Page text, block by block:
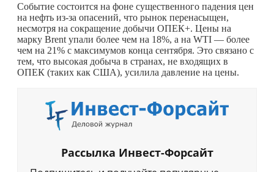
Событие состоится на фоне существенного падения цен
на нефть из-за опасений, что рынок перенасыщен,
несмотря на сокращение добычи ОПЕК+. Цены на
марку Brent упали более чем на 18%, а на WTI — более
чем на 21% с максимумов конца сентября. Это связано с
тем, что высокая добыча в странах, не входящих в
ОПЕК (таких как США), усилила давление на цены.
Рассылка Инвест-Форсайт